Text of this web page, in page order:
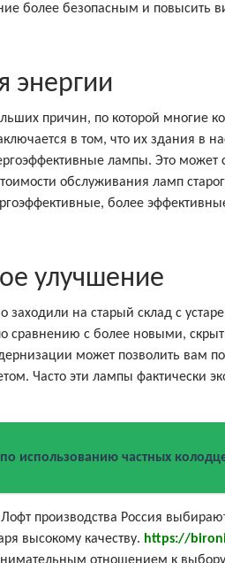
более безопасным и повысить
энергии
причин, по которой многие
в том, что их здания в
лампы. Это может
обслуживания ламп
более
улучшение
заходили на старый склад с
сравнению с более новыми,
может позволить вам
Часто эти лампы фактически
использованию частных
Лофт производства Россия
высокому качеству. https://